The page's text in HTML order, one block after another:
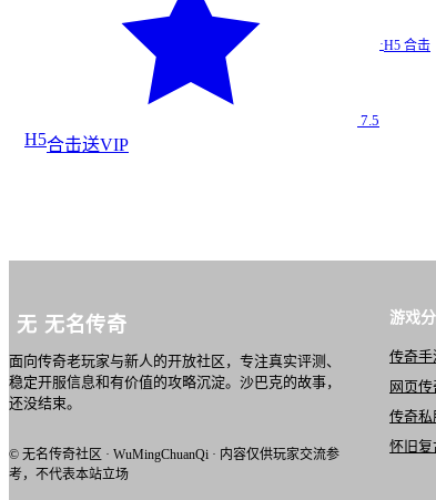
烈火合击…
7.5
·H5 合击
H5合击送VIP
无 无名传奇
面向传奇老玩家与新人的开放社区，专注真实评测、
稳定开服信息和有价值的攻略沉淀。沙巴克的故事，
还没结束。
© 无名传奇社区 · WuMingChuanQi · 内容仅供玩家交流参
考，不代表本站立场
游戏
传奇手
网页传
传奇私
怀旧复